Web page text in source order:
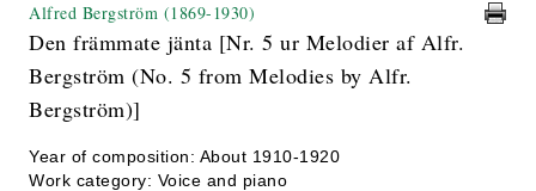
Alfred Bergström (1869-1930)
Den främmate jänta [Nr. 5 ur Melodier af Alfr.
Bergström (No. 5 from Melodies by Alfr.
Bergström)]
Year of composition: About 1910-1920
Work category: Voice and piano